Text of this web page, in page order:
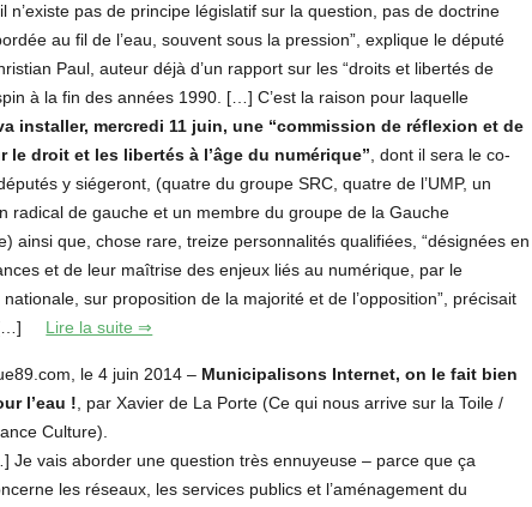
n’existe pas de principe législatif sur la question, pas de doctrine
au fil de l’eau, souvent sous la pression”, explique le député
Paul, auteur déjà d’un rapport sur les “droits et libertés de
à la fin des années 1990. […] C’est la raison pour laquelle
installer, mercredi 11 juin, une “commission de réflexion et de
droit et les libertés à l’âge du numérique” , dont il sera le co-
y siégeront, (quatre du groupe SRC, quatre de l’UMP, un
radical de gauche et un membre du groupe de la Gauche
ainsi que, chose rare, treize personnalités qualifiées, “désignées en
et de leur maîtrise des enjeux liés au numérique, par le
nationale, sur proposition de la majorité et de l’opposition”, précisait
[…] Lire la suite ⇒
le 4 juin 2014 – Municipalisons Internet, on le fait bien
l’eau ! , par Xavier de La Porte (Ce qui nous arrive sur la Toile /
Culture).
Je vais aborder une question très ennuyeuse – parce que ça
les réseaux, les services publics et l’aménagement du